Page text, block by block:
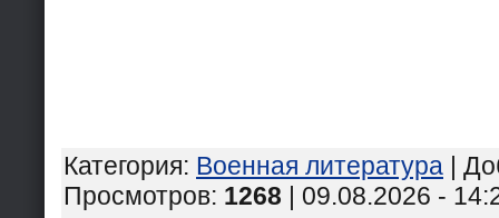
Категория: Военная литература |
Просмотров: 1268 | 09.08.2026 -